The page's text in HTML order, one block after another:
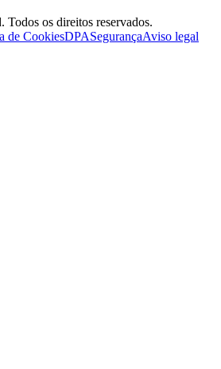
Todos os direitos reservados.
de CookiesDPASegurançaAviso legal